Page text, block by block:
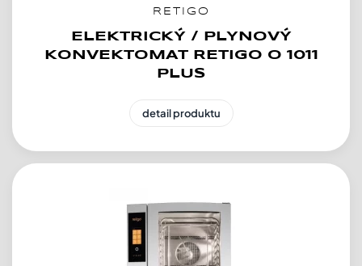
RETIGO
ELEKTRICKÝ / PLYNOVÝ
KONVEKTOMAT RETIGO O 1011
PLUS
detail produktu